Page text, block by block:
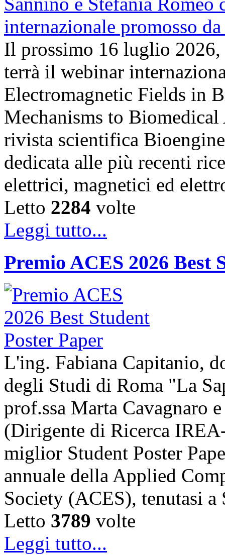
Il prossimo 16 luglio
terrà il webinar
Electromagnetic Fields in
Mechanisms to
rivista scientifica
dedicata alle più recenti
elettrici, magnetici ed
Letto 2284 volte
Leggi tutto...
Premio ACES 2026 Best
L'ing. Fabiana Capitanio,
degli Studi di Roma "La
prof.ssa Marta Cavagnaro
(Dirigente di Ricerca
miglior Student Poster
annuale della Applied
Society (ACES), tenutasi
Letto 3789 volte
Leggi tutto...